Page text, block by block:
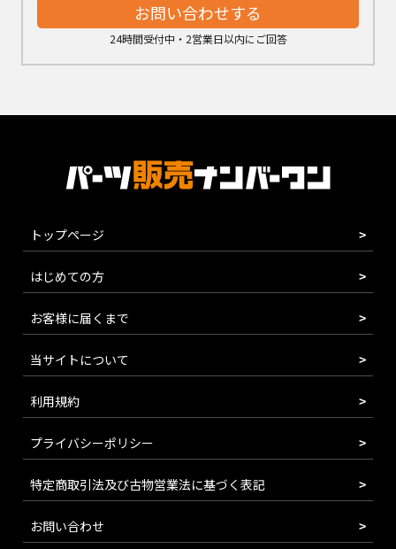
お問い合わせする
24時間受付中・2営業日以内にご回答
トップページ
はじめての方
お客様に届くまで
当サイトについて
利用規約
プライバシーポリシー
特定商取引法及び古物営業法に基づく表記
お問い合わせ